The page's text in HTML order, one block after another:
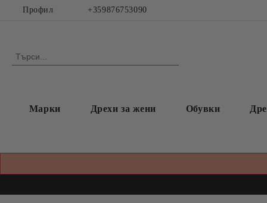
Профил +359876753090
Марки Дрехи за жени Обувки